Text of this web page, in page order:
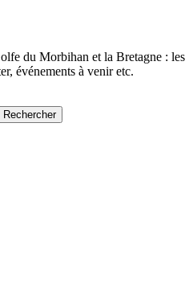
du Morbihan et la Bretagne : les
événements à venir etc.
Rechercher